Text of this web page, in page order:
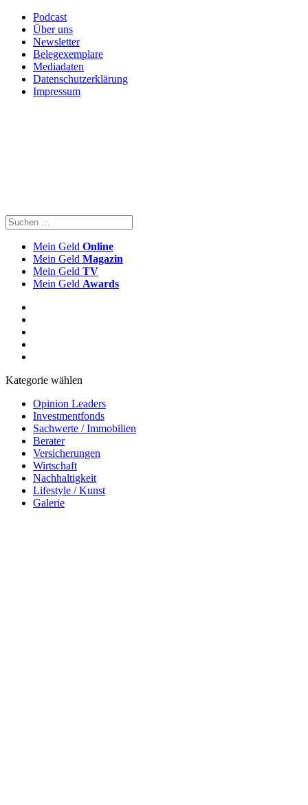
Podcast
Über uns
Newsletter
Belegexemplare
Mediadaten
Datenschutzerklärung
Impressum
Mein Geld Online
Mein Geld Magazin
Mein Geld TV
Mein Geld Awards
Kategorie wählen
Opinion Leaders
Investmentfonds
Sachwerte / Immobilien
Berater
Versicherungen
Wirtschaft
Nachhaltigkeit
Lifestyle / Kunst
Galerie